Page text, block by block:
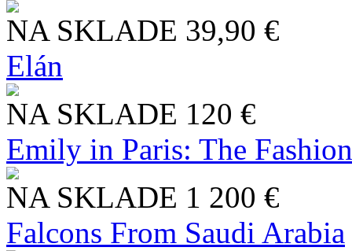
NA SKLADE 39,90 €
Elán
NA SKLADE 120 €
Emily in Paris: The
NA SKLADE 1 200 €
Falcons From Saudi Arabia